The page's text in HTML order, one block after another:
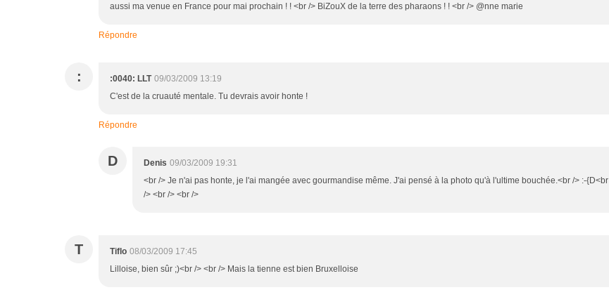
aussi ma venue en France pour mai prochain ! ! <br /> BiZouX de la terre des pharaons ! ! <br /> @nne marie
Répondre
: :0040: LLT 09/03/2009 13:19
C'est de la cruauté mentale. Tu devrais avoir honte !
Répondre
D Denis 09/03/2009 19:31
<br /> Je n'ai pas honte, je l'ai mangée avec gourmandise même. J'ai pensé à la photo qu'à l'ultime bouchée.<br /> :-{D<br
/> <br /> <br />
T Tiflo 08/03/2009 17:45
Lilloise, bien sûr ;)<br /> <br /> Mais la tienne est bien Bruxelloise